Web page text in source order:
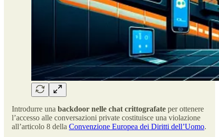
Introdurre una backdoor nelle chat crittografate per ottenere
l’accesso alle conversazioni private costituisce una violazione
all’articolo 8 della Convenzione Europea dei Diritti dell’Uomo.